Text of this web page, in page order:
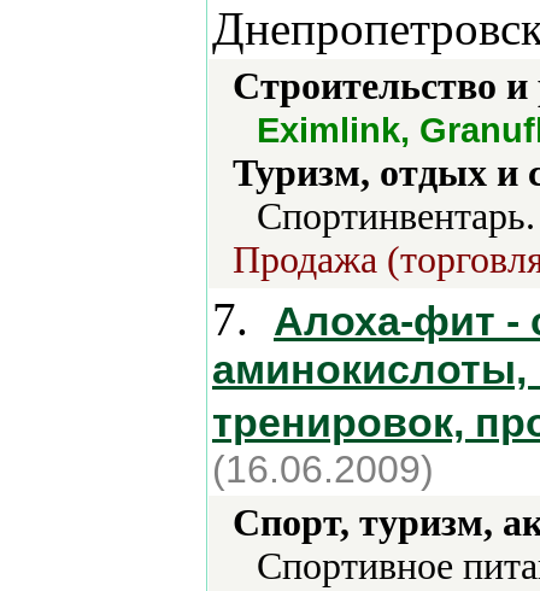
Строительство
Eximlink,
Туризм, отдых и
Продажа
7.
Алоха-фит -
аминокислоты,
тренировок,
(16.06.2009)
Спорт, туризм,
Спортивное